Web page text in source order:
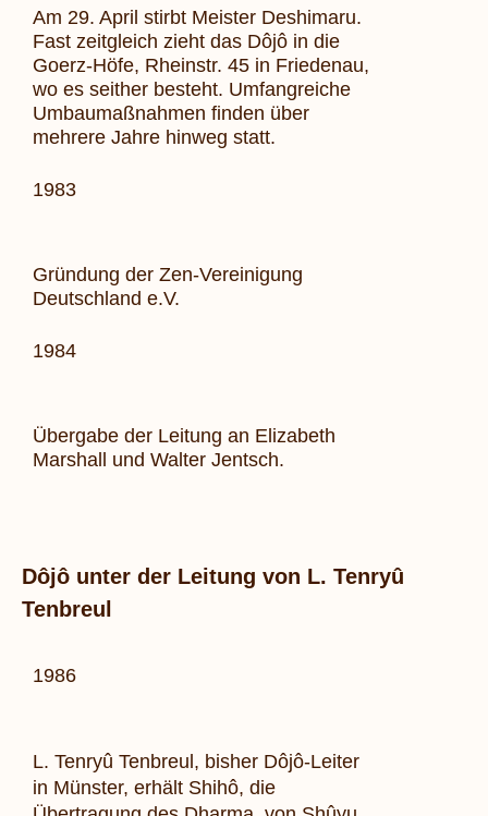
Am 29. April stirbt Meister Deshimaru.
Fast zeitgleich zieht das Dôjô in die
Goerz-Höfe, Rheinstr. 45 in Friedenau,
wo es seither besteht. Umfangreiche
Umbaumaßnahmen finden über
mehrere Jahre hinweg statt.
1983
Gründung der Zen-Vereinigung
Deutschland e.V.
1984
Übergabe der Leitung an Elizabeth
Marshall und Walter Jentsch.
Dôjô unter der Leitung von L. Tenryû
Tenbreul
1986
L. Tenryû Tenbreul, bisher Dôjô-Leiter
in Münster, erhält Shihô, die